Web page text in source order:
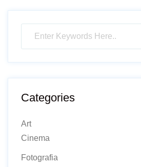
Categories
Art
Cinema
Fotografia